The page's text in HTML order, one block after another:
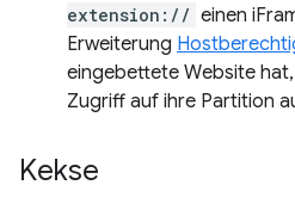
extension:// einen
Erweiterung
eingebettete Website
Zugriff auf ihre Partition
Kekse